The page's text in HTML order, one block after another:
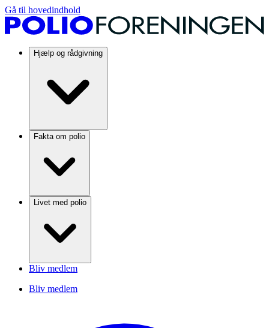
Gå til hovedindhold
Hjælp og rådgivning
Fakta om polio
Livet med polio
Bliv medlem
Bliv medlem